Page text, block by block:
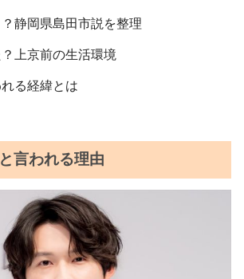
静岡県島田市説を整理
上京前の生活環境
る経緯とは
言われる理由